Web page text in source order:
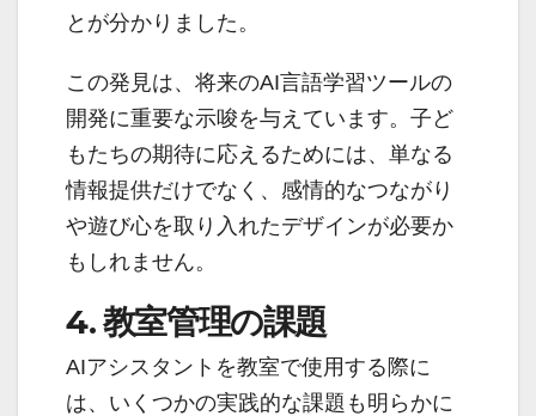
とが分かりました。
この発見は、将来のAI言語学習ツールの
開発に重要な示唆を与えています。子ど
もたちの期待に応えるためには、単なる
情報提供だけでなく、感情的なつながり
や遊び心を取り入れたデザインが必要か
もしれません。
4. 教室管理の課題
AIアシスタントを教室で使用する際に
は、いくつかの実践的な課題も明らかに